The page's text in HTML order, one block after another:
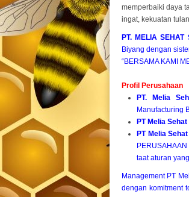
memperbaiki daya
ingat, kekuatan
PT. MELIA SEHAT
Biyang dengan
“BERSAMA KAMI
Profil Perusahaan
PT. Melia
Manufacturing
PT Melia
PT Melia
taat aturan
Management PT
dengan komitment